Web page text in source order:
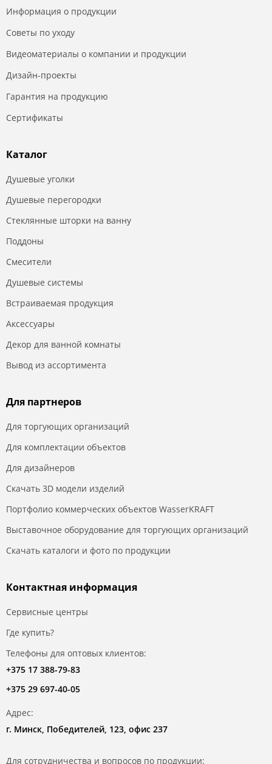
Информация о продукции
Советы по уходу
Видеоматериалы о компании и продукции
Дизайн-проекты
Гарантия на продукцию
Сертификаты
Каталог
Душевые уголки
Душевые перегородки
Стеклянные шторки на ванну
Поддоны
Смесители
Душевые системы
Встраиваемая продукция
Аксессуары
Декор для ванной комнаты
Вывод из ассортимента
Для партнеров
Для торгующих организаций
Для комплектации объектов
Для дизайнеров
Скачать 3D модели изделий
Портфолио коммерческих объектов WasserKRAFT
Выставочное оборудование для торгующих организаций
Скачать каталоги и фото по продукции
Контактная информация
Сервисные центры
Где купить?
Телефоны для оптовых клиентов:
+375 17 388-79-83
+375 29 697-40-05
Адрес:
г. Минск, Победителей, 123, офис 237
Для сотрудничества и вопросов по продукции: